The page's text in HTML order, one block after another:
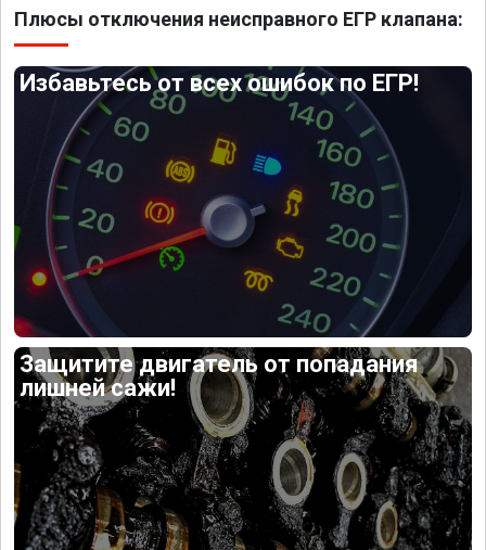
Плюсы отключения неисправного ЕГР клапана:
Избавьтесь от всех ошибок по ЕГР!
Защитите двигатель от попадания
лишней сажи!